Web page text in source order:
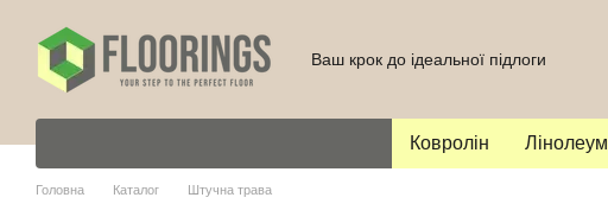
Ваш крок до ідеальної підлоги
Ковролін Лінолеум
Головна Каталог Штучна трава